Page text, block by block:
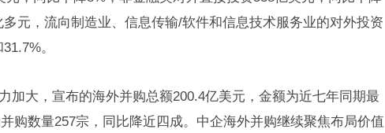
元，流向制造业、信息传输/软件和信息技术服务业的对外投资
。
加大，宣布的海外并购总额200.4亿美元，金额为近七年同期最
购数量257宗，同比降近四成。中企海外并购继续聚焦布局价值